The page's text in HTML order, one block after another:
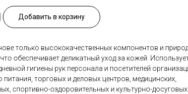
Добавить в корзину
только высококачественных компонентов и
обеспечивает деликатный уход за кожей.
гигиены рук персонала и посетителей
питания, торговых и деловых центров, медицинских,
спортивно-оздоровительных и культурно-досуговых